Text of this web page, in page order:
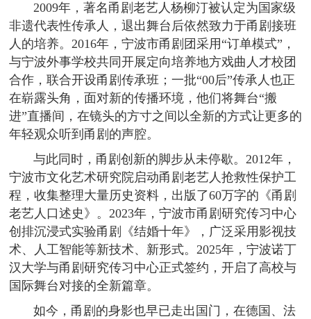
2009年，著名甬剧老艺人杨柳汀被认定为国家级
非遗代表性传承人，退出舞台后依然致力于甬剧接班
人的培养。2016年，宁波市甬剧团采用“订单模式”，
与宁波外事学校共同开展定向培养地方戏曲人才校团
合作，联合开设甬剧传承班；一批“00后”传承人也正
在崭露头角，面对新的传播环境，他们将舞台“搬
进”直播间，在镜头的方寸之间以全新的方式让更多的
年轻观众听到甬剧的声腔。
与此同时，甬剧创新的脚步从未停歇。2012年，
宁波市文化艺术研究院启动甬剧老艺人抢救性保护工
程，收集整理大量历史资料，出版了60万字的《甬剧
老艺人口述史》。2023年，宁波市甬剧研究传习中心
创排沉浸式实验甬剧《结婚十年》，广泛采用影视技
术、人工智能等新技术、新形式。2025年，宁波诺丁
汉大学与甬剧研究传习中心正式签约，开启了高校与
国际舞台对接的全新篇章。
如今，甬剧的身影也早已走出国门，在德国、法